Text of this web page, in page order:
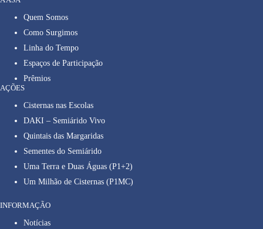
Quem Somos
Como Surgimos
Linha do Tempo
Espaços de Participação
Prêmios
AÇÕES
Cisternas nas Escolas
DAKI – Semiárido Vivo
Quintais das Margaridas
Sementes do Semiárido
Uma Terra e Duas Águas (P1+2)
Um Milhão de Cisternas (P1MC)
INFORMAÇÃO
Notícias